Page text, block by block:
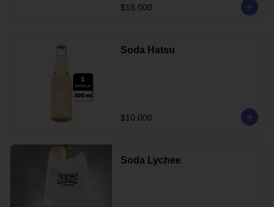
$18.000
Soda Hatsu
$10.000
Soda Lychee